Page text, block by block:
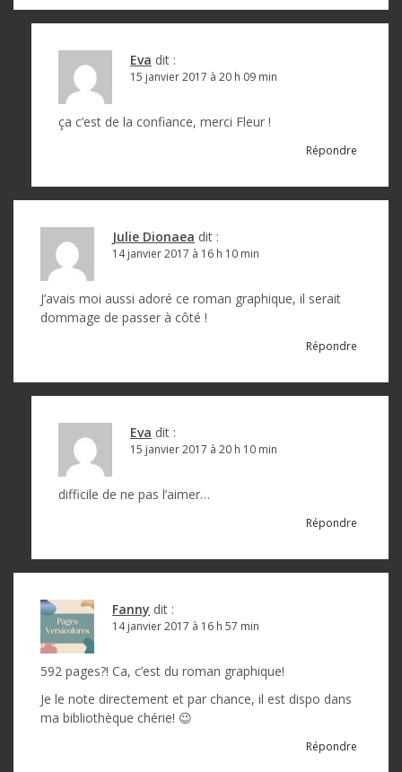
’
l
Eva dit :
15 janvier 2017 à 20 h 09 min
ça c’est de la confiance, merci Fleur !
Répondre
Julie Dionaea dit :
14 janvier 2017 à 16 h 10 min
J’avais moi aussi adoré ce roman graphique, il serait
dommage de passer à côté !
Répondre
Eva dit :
15 janvier 2017 à 20 h 10 min
difficile de ne pas l’aimer…
Répondre
Fanny dit :
14 janvier 2017 à 16 h 57 min
592 pages?! Ca, c’est du roman graphique!
Je le note directement et par chance, il est dispo dans
ma bibliothèque chérie! 😉
Répondre